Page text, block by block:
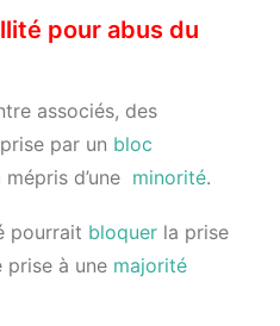
pour abus du
associés, des
par un bloc
mépris d’une minorité.
pourrait bloquer la prise
prise à une majorité